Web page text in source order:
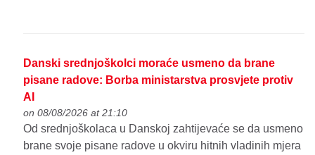
Danski srednjoškolci moraće usmeno da brane
pisane radove: Borba ministarstva prosvjete protiv
AI
on 08/08/2026 at 21:10
Od srednjoškolaca u Danskoj zahtijevaće se da usmeno
brane svoje pisane radove u okviru hitnih vladinih mjera